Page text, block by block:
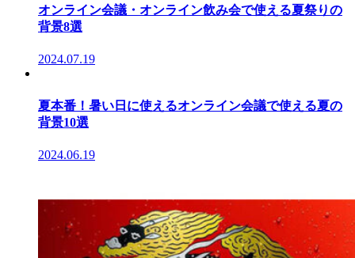
オンライン会議・オンライン飲み会で使える夏祭りの
背景8選
2024.07.19
夏本番！暑い日に使えるオンライン会議で使える夏の
背景10選
2024.06.19